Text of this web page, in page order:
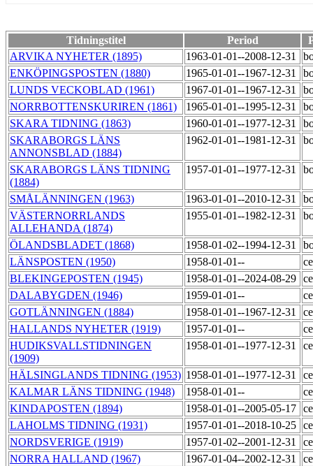
Tidningstitel Period
ARVIKA NYHETER (1895)
1963-01-01--2008-12-31
ENKÖPINGSPOSTEN (1880)
1965-01-01--1967-12-31
LUNDS VECKOBLAD (1961)
1967-01-01--1967-12-31
NORRBOTTENSKURIREN (1861)
1965-01-01--1995-12-31
SKARA TIDNING (1863)
1960-01-01--1977-12-31
SKARABORGS LÄNS
ANNONSBLAD (1884)
1962-01-01--1981-12-31
SKARABORGS LÄNS TIDNING
(1884)
1957-01-01--1977-12-31
SMÅLÄNNINGEN (1963) 1963-01-01--2010-12-31
VÄSTERNORRLANDS
ALLEHANDA (1874)
1955-01-01--1982-12-31
ÖLANDSBLADET (1868) 1958-01-02--1994-12-31
LÄNSPOSTEN (1950)
1958-01-01--
BLEKINGEPOSTEN (1945)
1958-01-01--2024-08-29
DALABYGDEN (1946)
1959-01-01--
GOTLÄNNINGEN (1884)
1958-01-01--1967-12-31
HALLANDS NYHETER (1919)
1957-01-01--
HUDIKSVALLSTIDNINGEN
(1909)
1958-01-01--1977-12-31
HÄLSINGLANDS TIDNING (1953) 1958-01-01--1977-12-31
KALMAR LÄNS TIDNING (1948)
1958-01-01--
KINDAPOSTEN (1894)
1958-01-01--2005-05-17
LAHOLMS TIDNING (1931)
1957-01-01--2018-10-25
NORDSVERIGE (1919)
1957-01-02--2001-12-31
NORRA HALLAND (1967)
1967-01-04--2002-12-31